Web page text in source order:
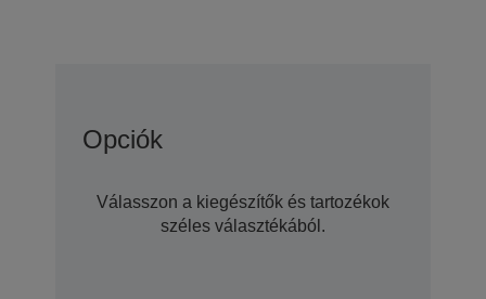
Opciók
Válasszon a kiegészítők és tartozékok
széles választékából.